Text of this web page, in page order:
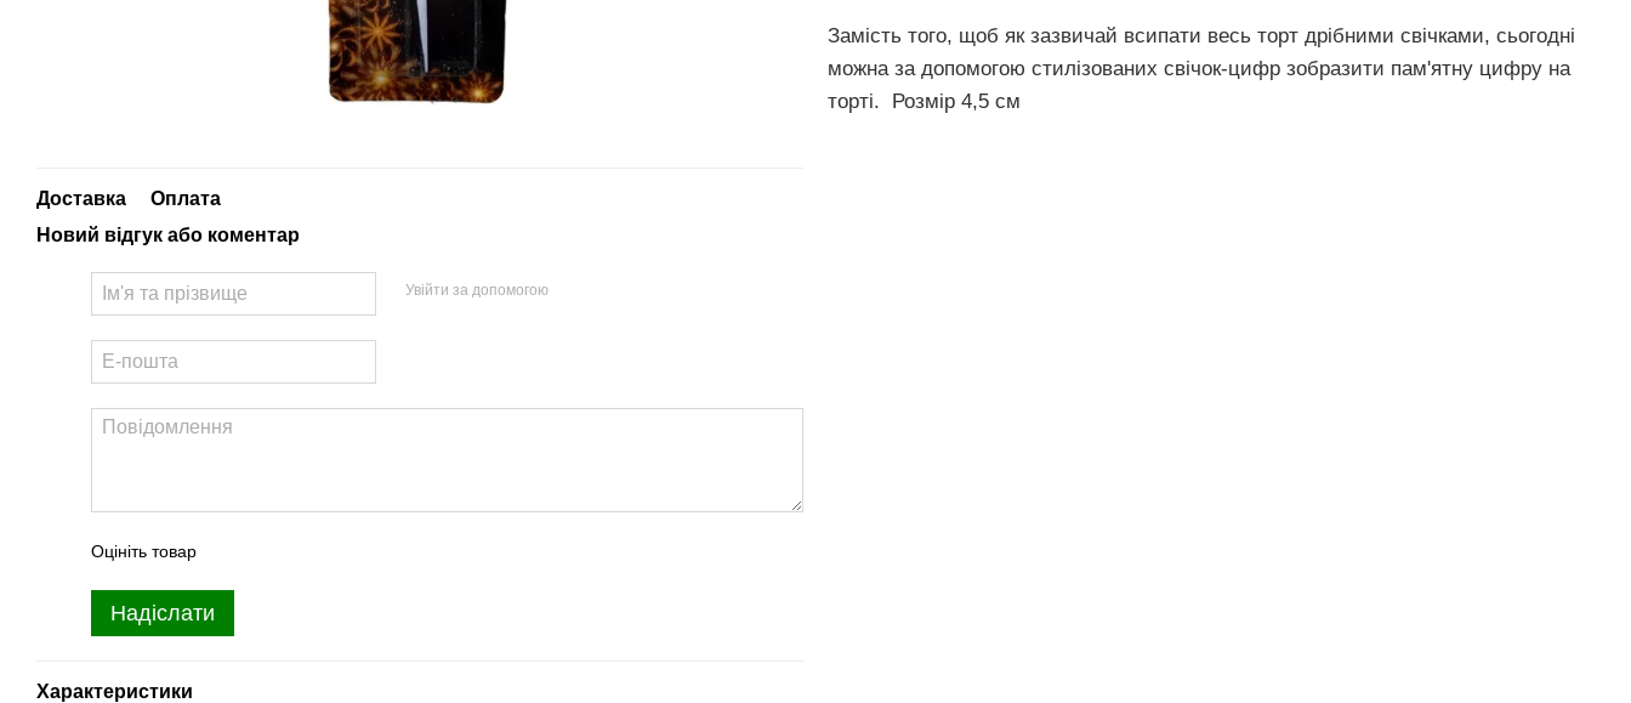
Доставка
Оплата
Новий відгук або коментар
Увійти за допомогою
Оцініть товар
Надіслати
Характеристики
Замість того, щоб як зазвичай всипати весь торт дрібними свічками, сьогодні
можна за допомогою стилізованих свічок-цифр зобразити пам'ятну цифру на
торті.
Розмір 4,5 см